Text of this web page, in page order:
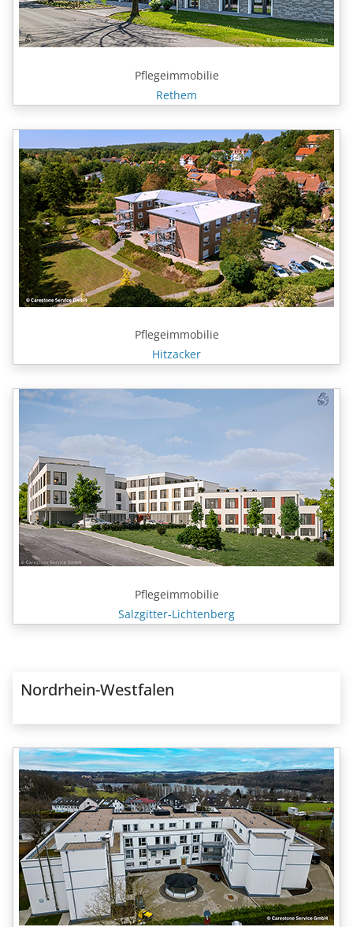
Pflegeimmobilie
Rethem
Pflegeimmobilie
Hitzacker
Pflegeimmobilie
Salzgitter-Lichtenberg
Nordrhein-Westfalen